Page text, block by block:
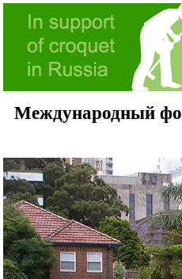
Международный